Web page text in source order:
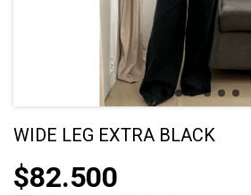
WIDE LEG EXTRA BLACK
$82.500